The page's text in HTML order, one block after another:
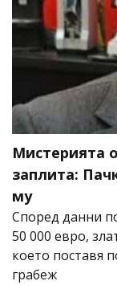
Мистерията
заплита:
му
Според данни
50 000 евро,
което поставя
грабеж